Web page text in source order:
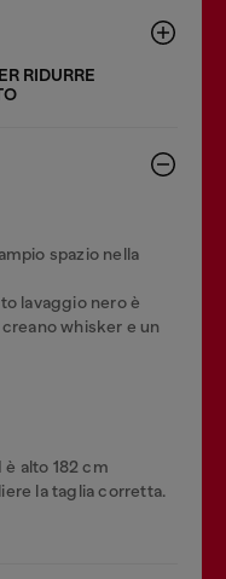
RIDURRE
spazio nella
lavaggio nero è
whisker e un
alto 182 cm
la taglia corretta.